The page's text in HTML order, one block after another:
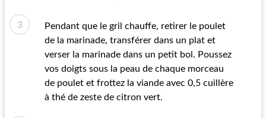
Pendant que le gril chauffe, retirer le poulet
de la marinade, transférer dans un plat et
verser la marinade dans un petit bol. Poussez
vos doigts sous la peau de chaque morceau
de poulet et frottez la viande avec 0,5 cuillère
à thé de zeste de citron vert.